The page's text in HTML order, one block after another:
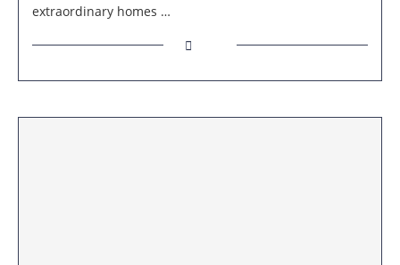
extraordinary homes …